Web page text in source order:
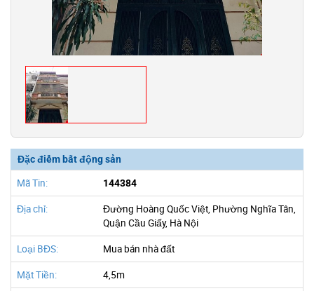
Đặc điểm bất động sản
Mã Tin: 144384
Địa chỉ:
Đường Hoàng Quốc Việt, Phường Nghĩa Tân,
Quận Cầu Giấy, Hà Nội
Loại BĐS: Mua bán nhà đất
Mặt Tiền: 4,5m